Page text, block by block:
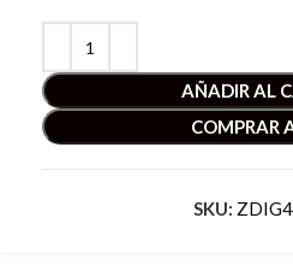
AÑADIR AL
COMPRAR
SKU: